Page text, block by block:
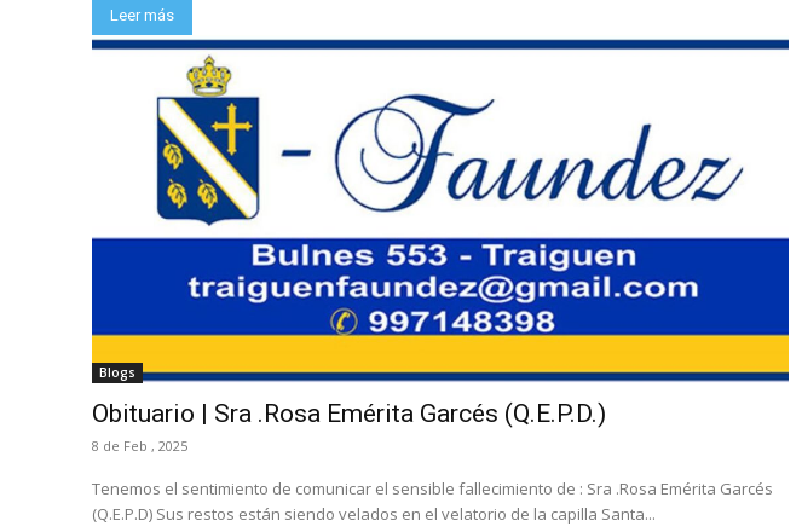
Leer más
Blogs
Obituario | Sra .Rosa Emérita Garcés (Q.E.P.D.)
8 de Feb , 2025
Tenemos el sentimiento de comunicar el sensible fallecimiento de : Sra .Rosa Emérita Garcés
(Q.E.P.D) Sus restos están siendo velados en el velatorio de la capilla Santa...